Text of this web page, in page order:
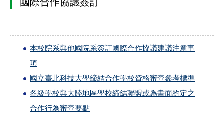
本校院系與他國院系簽訂國際合作協議建議注意事
項
國立臺北科技大學締結合作學校資格審查參考標準
各級學校與大陸地區學校締結聯盟或為書面約定之
合作行為審查要點